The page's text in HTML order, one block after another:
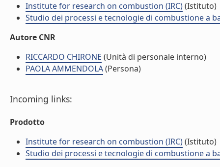
Institute for research on combustion (IRC)(Istituto)
Studio dei processi e tecnologie di combustione a
Autore CNR
RICCARDO CHIRONE (Unità di personale interno)
PAOLA AMMENDOLA(Persona)
Incoming links:
Prodotto
Institute for research on combustion (IRC)(Istituto)
Studio dei processi e tecnologie di combustione a